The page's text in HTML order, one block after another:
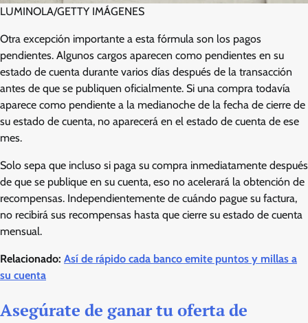
LUMINOLA/GETTY IMÁGENES
Otra excepción importante a esta fórmula son los pagos
pendientes. Algunos cargos aparecen como pendientes en su
estado de cuenta durante varios días después de la transacción
antes de que se publiquen oficialmente. Si una compra todavía
aparece como pendiente a la medianoche de la fecha de cierre de
su estado de cuenta, no aparecerá en el estado de cuenta de ese
mes.
Solo sepa que incluso si paga su compra inmediatamente después
de que se publique en su cuenta, eso no acelerará la obtención de
recompensas. Independientemente de cuándo pague su factura,
no recibirá sus recompensas hasta que cierre su estado de cuenta
mensual.
Relacionado: Así de rápido cada banco emite puntos y millas a
su cuenta
Asegúrate de ganar tu oferta de